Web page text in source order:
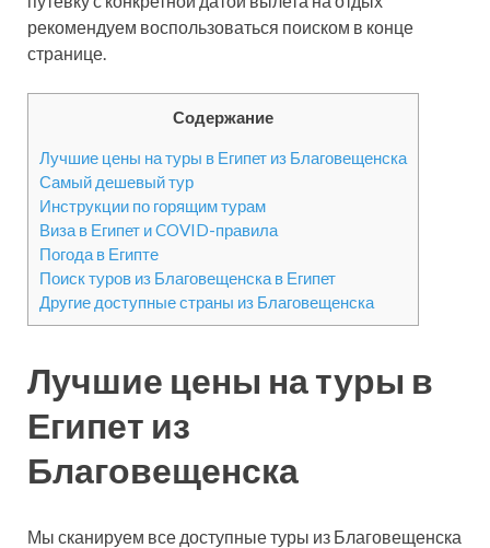
рекомендуем воспользоваться поиском в конце
странице.
Содержание
Лучшие цены на туры в Египет из Благовещенска
Самый дешевый тур
Инструкции по горящим турам
Виза в Египет и COVID-правила
Погода в Египте
Поиск туров из Благовещенска в Египет
Другие доступные страны из Благовещенска
Лучшие цены на туры в
Египет из
Благовещенска
Мы сканируем все доступные туры из Благовещенска